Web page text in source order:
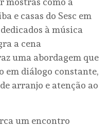
e casas do Sesc em
à música
a cena
uma abordagem que
em diálogo constante,
arranjo e atenção ao
um encontro